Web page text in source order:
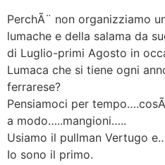
PerchÃ¨ non organizziamo
lumache e della salama da
di Luglio-primi Agosto in
Lumaca che si tiene ogni
ferrarese?
Pensiamoci per
a modo…..mangioni…..
Usiamo il pullman Vertugo
Io sono il primo.